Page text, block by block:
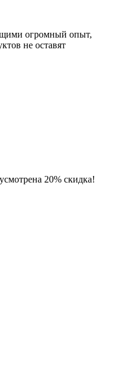
огромный опыт,
не оставят
20% скидка!